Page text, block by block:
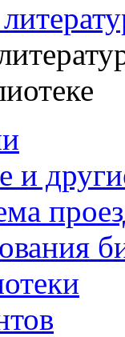
и